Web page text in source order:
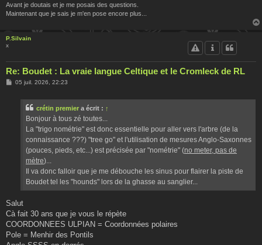
Avant je doutais et je me posais des questions.
Maintenant que je sais je m'en pose encore plus...
P.Silvain
x
Re: Boudet : La vraie langue Celtique et le Cromleck de RL
M05 juil. 2026, 22:23
crétin premier a écrit : ↑
Bonjour à tous zé toutes...
La "trigo nométrie" est donc essentielle pour aller vers l'arbre (de la
connaissance ???) "tree go" et l'utilisation de mesures Anglo-Saxonnes
(pouces, pieds, etc...) est précisée par "nométrie" (no meter, pas de
mètre)...
Il va donc falloir que je me débouche les sinus pour flairer la piste de
Boudet tel les "hounds" lors de la ghasse au sanglier...
Salut
Cà fait 30 ans que je vous le répète
COORDONNEES ULPIAN = Coordonnées polaires
Pole = Menhir des Pontils